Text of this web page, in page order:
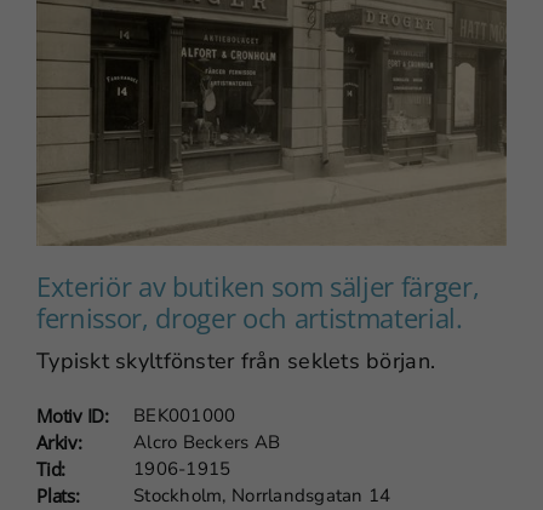
Exteriör av butiken som säljer färger,
fernissor, droger och artistmaterial.
Typiskt skyltfönster från seklets början.
Motiv ID:
BEK001000
Arkiv:
Alcro Beckers AB
Tid:
1906-1915
Plats:
Stockholm, Norrlandsgatan 14